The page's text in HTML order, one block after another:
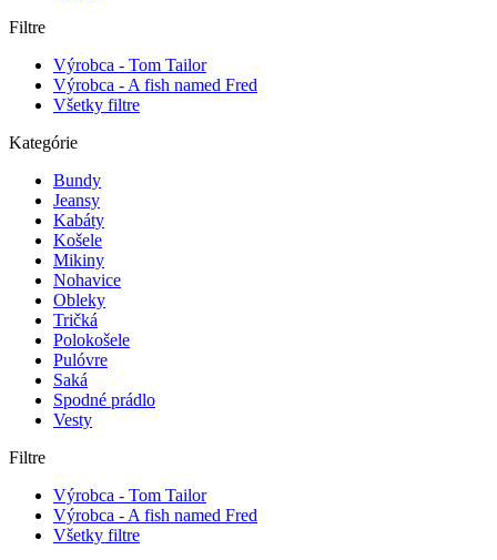
Filtre
Výrobca - Tom Tailor
Výrobca - A fish named Fred
Všetky filtre
Kategórie
Bundy
Jeansy
Kabáty
Košele
Mikiny
Nohavice
Obleky
Tričká
Polokošele
Pulóvre
Saká
Spodné prádlo
Vesty
Filtre
Výrobca - Tom Tailor
Výrobca - A fish named Fred
Všetky filtre